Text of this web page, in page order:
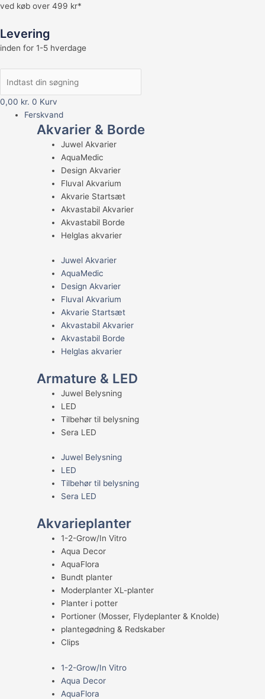
ved køb over 499 kr*
Levering
inden for 1-5 hverdage
0,00 kr. 0 Kurv
Ferskvand
Akvarier & Borde
Juwel Akvarier
AquaMedic
Design Akvarier
Fluval Akvarium
Akvarie Startsæt
Akvastabil Akvarier
Akvastabil Borde
Helglas akvarier
Juwel Akvarier
AquaMedic
Design Akvarier
Fluval Akvarium
Akvarie Startsæt
Akvastabil Akvarier
Akvastabil Borde
Helglas akvarier
Armature & LED
Juwel Belysning
LED
Tilbehør til belysning
Sera LED
Juwel Belysning
LED
Tilbehør til belysning
Sera LED
Akvarieplanter
1-2-Grow/In Vitro
Aqua Decor
AquaFlora
Bundt planter
Moderplanter XL-planter
Planter i potter
Portioner (Mosser, Flydeplanter & Knolde)
plantegødning & Redskaber
Clips
1-2-Grow/In Vitro
Aqua Decor
AquaFlora